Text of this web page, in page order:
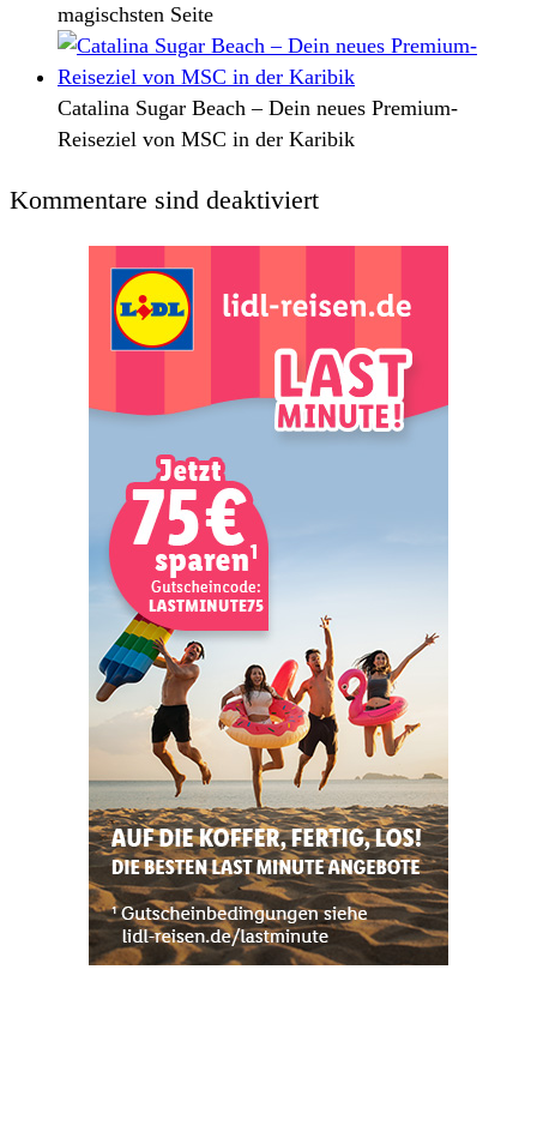
magischsten Seite
Catalina Sugar Beach – Dein neues Premium-
Reiseziel von MSC in der Karibik
Kommentare sind deaktiviert